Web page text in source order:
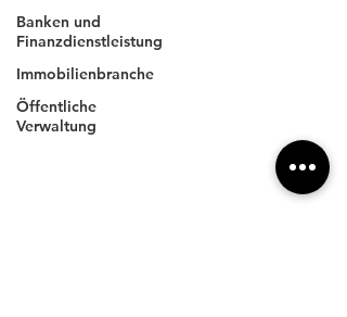
Banken und
Finanzdienstleistung
Immobilienbranche
Öffentliche
Verwaltung
Datenschutz
AGBs
Anschrift